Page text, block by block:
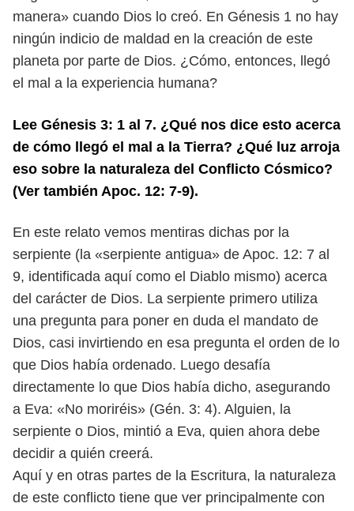
manera» cuando Dios lo creó. En Génesis 1 no hay
ningún indicio de maldad en la creación de este
planeta por parte de Dios. ¿Cómo, entonces, llegó
el mal a la experiencia humana?
Lee Génesis 3: 1 al 7. ¿Qué nos dice esto acerca
de cómo llegó el mal a la Tierra? ¿Qué luz arroja
eso sobre la naturaleza del Conflicto Cósmico?
(Ver también Apoc. 12: 7-9).
En este relato vemos mentiras dichas por la
serpiente (la «serpiente antigua» de Apoc. 12: 7 al
9, identificada aquí como el Diablo mismo) acerca
del carácter de Dios. La serpiente primero utiliza
una pregunta para poner en duda el mandato de
Dios, casi invirtiendo en esa pregunta el orden de lo
que Dios había ordenado. Luego desafía
directamente lo que Dios había dicho, asegurando
a Eva: «No moriréis» (Gén. 3: 4). Alguien, la
serpiente o Dios, mintió a Eva, quien ahora debe
decidir a quién creerá.
Aquí y en otras partes de la Escritura, la naturaleza
de este conflicto tiene que ver principalmente con